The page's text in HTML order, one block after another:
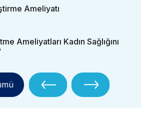
Ameliyatı
Ameliyatları Kadın Sağlığını